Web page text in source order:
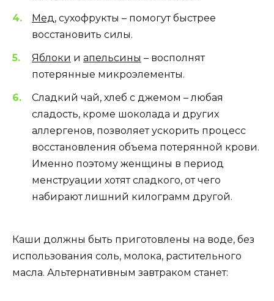
Мед , сухофрукты – помогут быстрее
восстановить силы.
Яблоки и апельсины – восполнят
потерянные микроэлементы.
Сладкий чай, хлеб с джемом – любая
сладость, кроме шоколада и других
аллергенов, позволяет ускорить процесс
восстановления объема потерянной крови.
Именно поэтому женщины в период
менструации хотят сладкого, от чего
набирают лишний килограмм другой.
Каши должны быть приготовлены на воде, без
использования соль, молока, растительного
масла. Альтернативным завтраком станет: